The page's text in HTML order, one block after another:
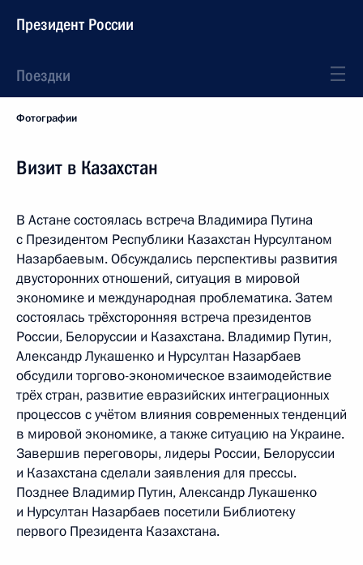
Президент России
Поездки
Фотографии
Визит в Казахстан
В Астане состоялась встреча Владимира Путина
с Президентом Республики Казахстан Нурсултаном
Назарбаевым. Обсуждались перспективы развития
двусторонних отношений, ситуация в мировой
экономике и международная проблематика. Затем
состоялась трёхсторонняя встреча президентов
России, Белоруссии и Казахстана. Владимир Путин,
Александр Лукашенко и Нурсултан Назарбаев
обсудили торгово-экономическое взаимодействие
трёх стран, развитие евразийских интеграционных
процессов с учётом влияния современных тенденций
в мировой экономике, а также ситуацию на Украине.
Завершив переговоры, лидеры России, Белоруссии
и Казахстана сделали заявления для прессы.
Позднее Владимир Путин, Александр Лукашенко
и Нурсултан Назарбаев посетили Библиотеку
первого Президента Казахстана.